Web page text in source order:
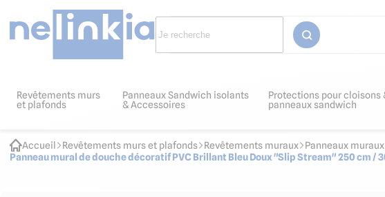
Revêtements murs
et plafonds
Panneaux Sandwich isolants
& Accessoires
Protections pour cloisons
panneaux sandwich
Accueil Revêtements murs et plafonds Revêtements muraux
Panneaux
Panneau mural de douche décoratif PVC Brillant Bleu Doux "Slip Stream" 250 cm /